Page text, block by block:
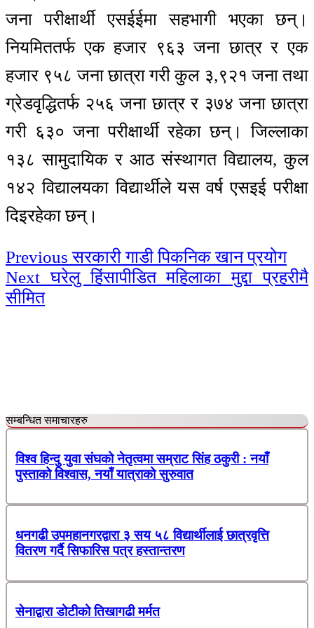
जना परीक्षार्थी एसईईमा सहभागी भएका छन्।
नियमिततर्फ एक हजार ९६३ जना छात्र र एक
हजार ९५८ जना छात्रा गरी कुल ३,९२१ जना तथा
ग्रेडवृद्धितर्फ २५६ जना छात्र र ३७४ जना छात्रा
गरी ६३० जना परीक्षार्थी रहेका छन्। जिल्लाका
१३८ सामुदायिक र आठ संस्थागत विद्यालय, कुल
१४२ विद्यालयका विद्यार्थीले यस वर्ष एसइई परीक्षा
दिइरहेका छन्।
Continue
Reading
Previous सरकारी गाडी पिकनिक खान प्रयोग
Next घरेलु हिंसापीडित महिलाका मुद्दा प्रहरीमै
सीमित
सम्बन्धित समाचारहरु
विश्व हिन्दु युवा संघको नेतृत्वमा सम्राट सिंह ठकुरी : नयाँ
पुस्ताको विश्वास, नयाँ यात्राको सुरुवात
धनगढी उपमहानगरद्वारा ३ सय ५८ विद्यार्थीलाई छात्रवृत्ति
वितरण गर्दै सिफारिस पत्र हस्तान्तरण
सेनाद्वारा डोटीको तिखागढी मर्मत